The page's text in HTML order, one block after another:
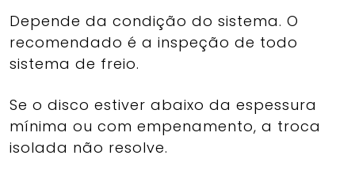
Depende da condição do sistema. O
recomendado é a inspeção de todo
sistema de freio.
Se o disco estiver abaixo da espessura
mínima ou com empenamento, a troca
isolada não resolve.